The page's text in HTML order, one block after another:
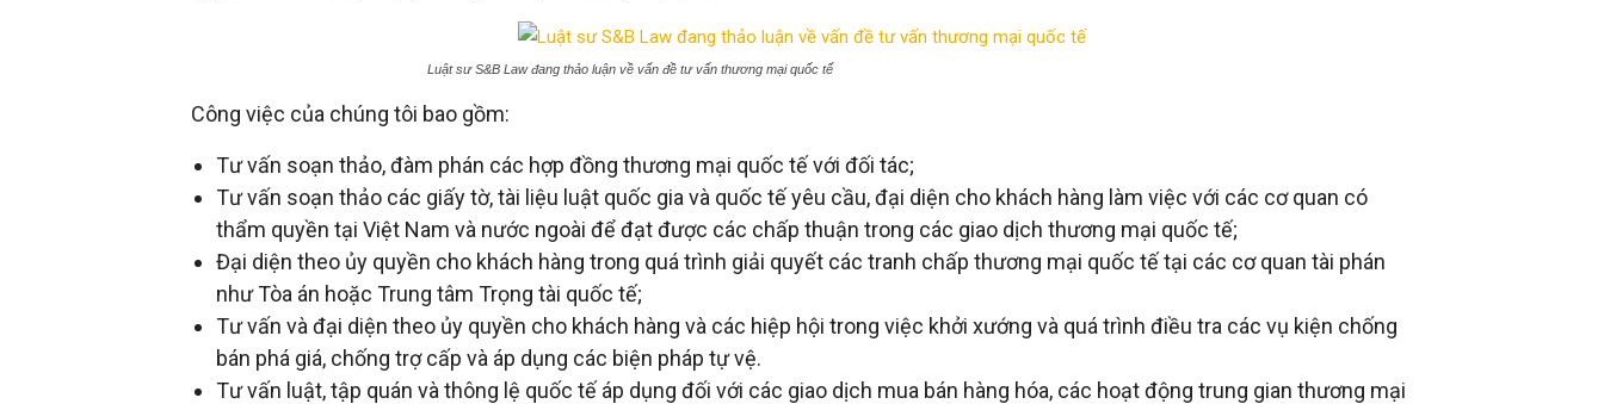
–
Đại
diện
sở
Luật sư S&B Law đang thảo luận về vấn đề tư vấn thương mại quốc tế
Công việc của chúng tôi bao gồm:
Tư vấn soạn thảo, đàm phán các hợp đồng thương mại quốc tế với đối tác;
Tư vấn soạn thảo các giấy tờ, tài liệu luật quốc gia và quốc tế yêu cầu, đại diện cho khách hàng làm việc với các cơ quan có
thẩm quyền tại Việt Nam và nước ngoài để đạt được các chấp thuận trong các giao dịch thương mại quốc tế;
Đại diện theo ủy quyền cho khách hàng trong quá trình giải quyết các tranh chấp thương mại quốc tế tại các cơ quan tài phán
như Tòa án hoặc Trung tâm Trọng tài quốc tế;
Tư vấn và đại diện theo ủy quyền cho khách hàng và các hiệp hội trong việc khởi xướng và quá trình điều tra các vụ kiện chống
bán phá giá, chống trợ cấp và áp dụng các biện pháp tự vệ.
Tư vấn luật, tập quán và thông lệ quốc tế áp dụng đối với các giao dịch mua bán hàng hóa, các hoạt động trung gian thương mại